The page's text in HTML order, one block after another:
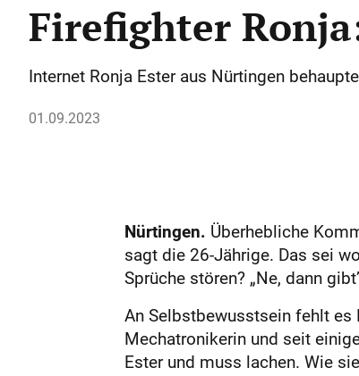
Firefighter
Internet Ronja Ester aus Nürtingen
01.09.2023
Nürtingen. Überhebliche
sagt die 26-Jährige. Das sei
Sprüche stören? „Ne, dann
An Selbstbewusstsein fehlt es
Mechatronikerin und seit
Ester und muss lachen. Wie